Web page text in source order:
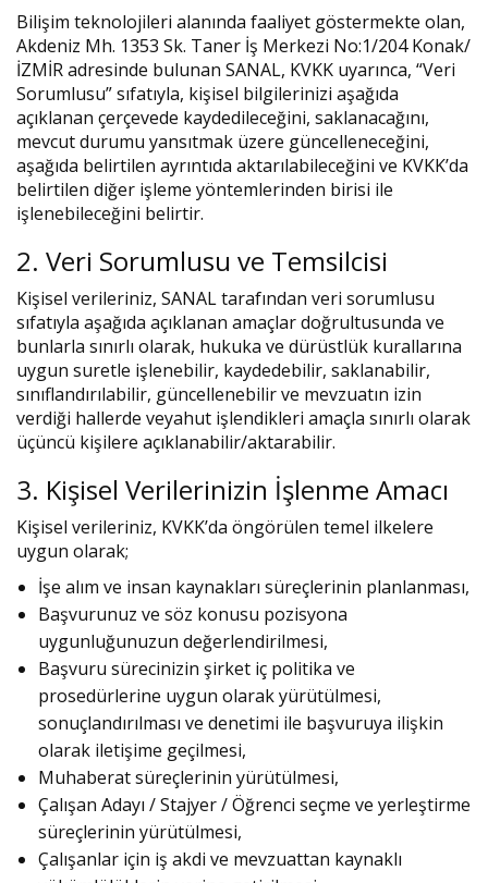
Bilişim teknolojileri alanında faaliyet göstermekte olan,
Akdeniz Mh. 1353 Sk. Taner İş Merkezi No:1/204 Konak/
İZMİR adresinde bulunan SANAL, KVKK uyarınca, “Veri
Sorumlusu” sıfatıyla, kişisel bilgilerinizi aşağıda
açıklanan çerçevede kaydedileceğini, saklanacağını,
mevcut durumu yansıtmak üzere güncelleneceğini,
aşağıda belirtilen ayrıntıda aktarılabileceğini ve KVKK’da
belirtilen diğer işleme yöntemlerinden birisi ile
işlenebileceğini belirtir.
2. Veri Sorumlusu ve Temsilcisi
Kişisel verileriniz, SANAL tarafından veri sorumlusu
sıfatıyla aşağıda açıklanan amaçlar doğrultusunda ve
bunlarla sınırlı olarak, hukuka ve dürüstlük kurallarına
uygun suretle işlenebilir, kaydedebilir, saklanabilir,
sınıflandırılabilir, güncellenebilir ve mevzuatın izin
verdiği hallerde veyahut işlendikleri amaçla sınırlı olarak
üçüncü kişilere açıklanabilir/aktarabilir.
3. Kişisel Verilerinizin İşlenme Amacı
Kişisel verileriniz, KVKK’da öngörülen temel ilkelere
uygun olarak;
İşe alım ve insan kaynakları süreçlerinin planlanması,
Başvurunuz ve söz konusu pozisyona
uygunluğunuzun değerlendirilmesi,
Başvuru sürecinizin şirket iç politika ve
prosedürlerine uygun olarak yürütülmesi,
sonuçlandırılması ve denetimi ile başvuruya ilişkin
olarak iletişime geçilmesi,
Muhaberat süreçlerinin yürütülmesi,
Çalışan Adayı / Stajyer / Öğrenci seçme ve yerleştirme
süreçlerinin yürütülmesi,
Çalışanlar için iş akdi ve mevzuattan kaynaklı